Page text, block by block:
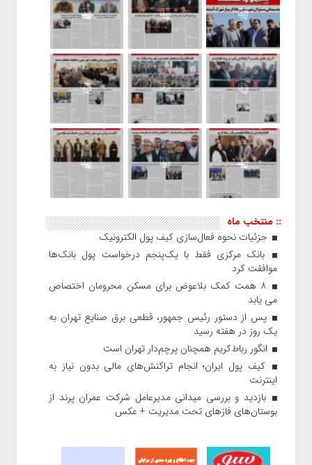
:: منتخب ماه
جزئیات نحوه فعال‌سازی کیف پول الکترونیک
بانک مرکزی فقط با یک‌‎پنجم درخواست پول بانک‌ها
موافقت کرد
۸ همت کمک بلاعوض برای مسکن محرومان اختصاص
می یابد
پس از دستور رئیس‌ جمهور، قطعی برق صنایع تهران به
یک روز در هفته رسید
انگور رباط‌کریم همچنان پرچم‌دار تهران است
کیف پول ایران؛ انجام تراکنش‌های مالی بدون نیاز به
اینترنت
بازدید و بررسی میدانی مدیرعامل شرکت عمران پرند از
بوستان‌های فازهای تحت مدیریت + عکس